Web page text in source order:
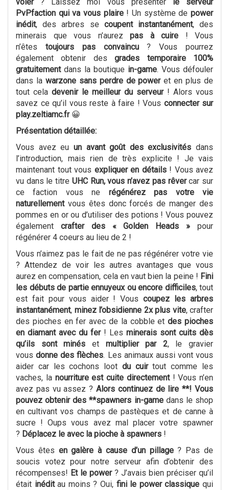
PvPfaction qui va vous plaire! Un système depower
inédit, des arbres se coupent instantanément, des
minerais que vous n’aurez pas à cuire ! Vous
n’êtes toujours pas convaincu? Vous pourrez
également obtenir desgrades temporaire 100%
gratuitementdans la boutique in-game. Vous défouler
dans la warzone sans perdre de poweret en plus de
tout cela devenir le meilleur du serveur! Alors vous
savez ce qu’il vous reste à faire ! Vous connecter sur
play.zeltiamc.fr😀
Présentation détaillée:
Vous avez eu un avant goût des exclusivités dans
l’introduction, mais rien de très explicite ! Je vais
maintenant tout vous expliquer en détails! Vous avez
vu dans le titre UHC Run, vous n’avez pas rêvercar sur
ce faction vous ne régénérez pas votre vie
naturellementvous êtes donc forcés de manger des
pommes en or ou d’utiliser des potions ! Vous pouvez
également crafter des « Golden Heads » pour
régénérer 4 coeurs au lieu de 2 !
Vous n’aimez pas le fait de ne pas régénérer votre vie
? Attendez de voir les autres avantages que vous
aurez en compensation, cela en vaut bien la peine ! Fini
les débuts de partie ennuyeux ou encore difficiles, tout
est fait pour vous aider ! Vouscoupez les arbres
instantanément, minez l’obsidienne 2x plus vite, crafter
des pioches en fer avec de la cobble etdes pioches
en diamant avec du fer! Les minerais sont cuits dès
qu’ils sont minés et multiplier par 2, le gravier
vousdonne des flèches. Les animaux aussi vont vous
aider car les cochons loot du cuirtout comme les
vaches, la nourriture est cuite directement! Vous n’en
avez pas vu assez ? Alors continuez de lire **! Vous
pouvez obtenir des **spawners in-gamedans le shop
en cultivant vos champs de pastèques et de canne à
sucre ! Oups vous avez mal placer votre spawner
? Déplacez le avec la pioche à spawners !
Vous êtes en galère à cause d’un pillage? Pas de
soucis votez pour notre serveur afin d’obtenir des
récompenses! Et le power? J’avais bien préciser qu’il
était inéditau moins ? Oui, fini le power classique qui